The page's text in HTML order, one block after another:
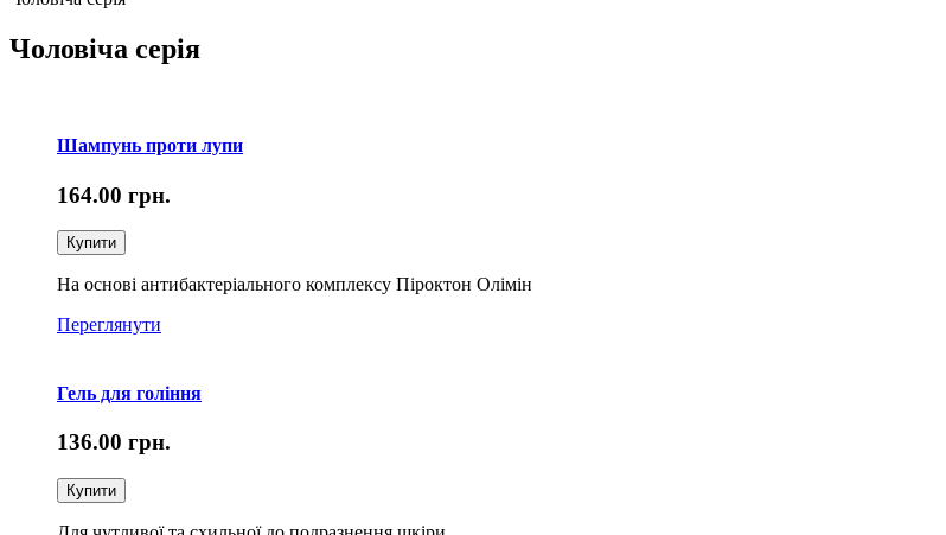
Чоловіча серія
Шампунь проти лупи
164.00 грн.
Купити
На основі антибактеріального комплексу Піроктон Олімін
Переглянути
Гель для гоління
136.00 грн.
Купити